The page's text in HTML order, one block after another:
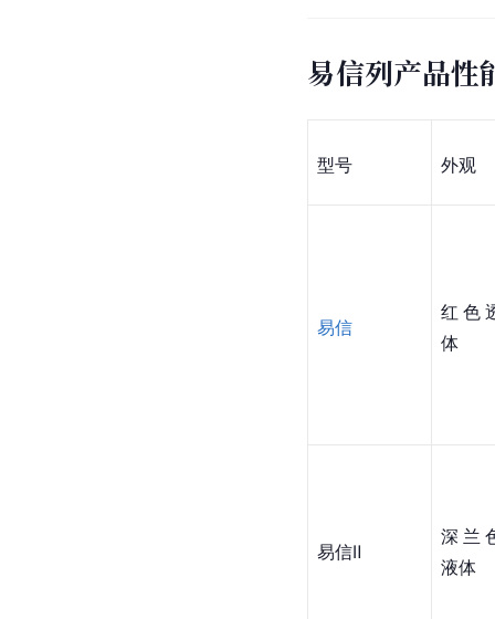
易信列产品性
型号 外观
易信
红色
体
易信Ⅱ
深兰
液体